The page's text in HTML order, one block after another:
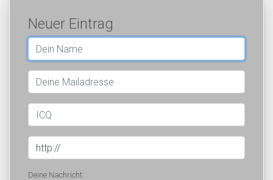
Neuer Eintrag
Deine Nachricht: